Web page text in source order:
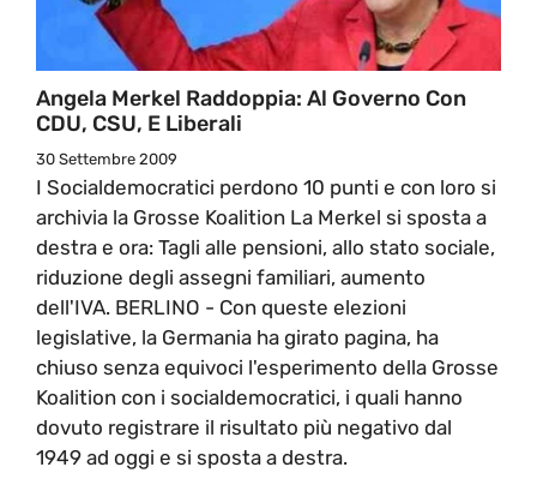
Angela Merkel Raddoppia: Al Governo Con
CDU, CSU, E Liberali
30 Settembre 2009
I Socialdemocratici perdono 10 punti e con loro si
archivia la Grosse Koalition La Merkel si sposta a
destra e ora: Tagli alle pensioni, allo stato sociale,
riduzione degli assegni familiari, aumento
dell'IVA. BERLINO - Con queste elezioni
legislative, la Germania ha girato pagina, ha
chiuso senza equivoci l'esperimento della Grosse
Koalition con i socialdemocratici, i quali hanno
dovuto registrare il risultato più negativo dal
1949 ad oggi e si sposta a destra.